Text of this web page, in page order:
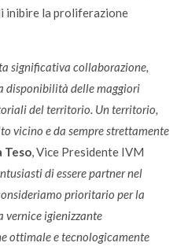
inibire la proliferazione
significativa collaborazione,
disponibilità delle maggiori
del territorio. Un territorio,
vicino e da sempre strettamente
Teso, Vice Presidente IVM
di essere partner nel
prioritario per la
vernice igienizzante
ottimale e tecnologicamente